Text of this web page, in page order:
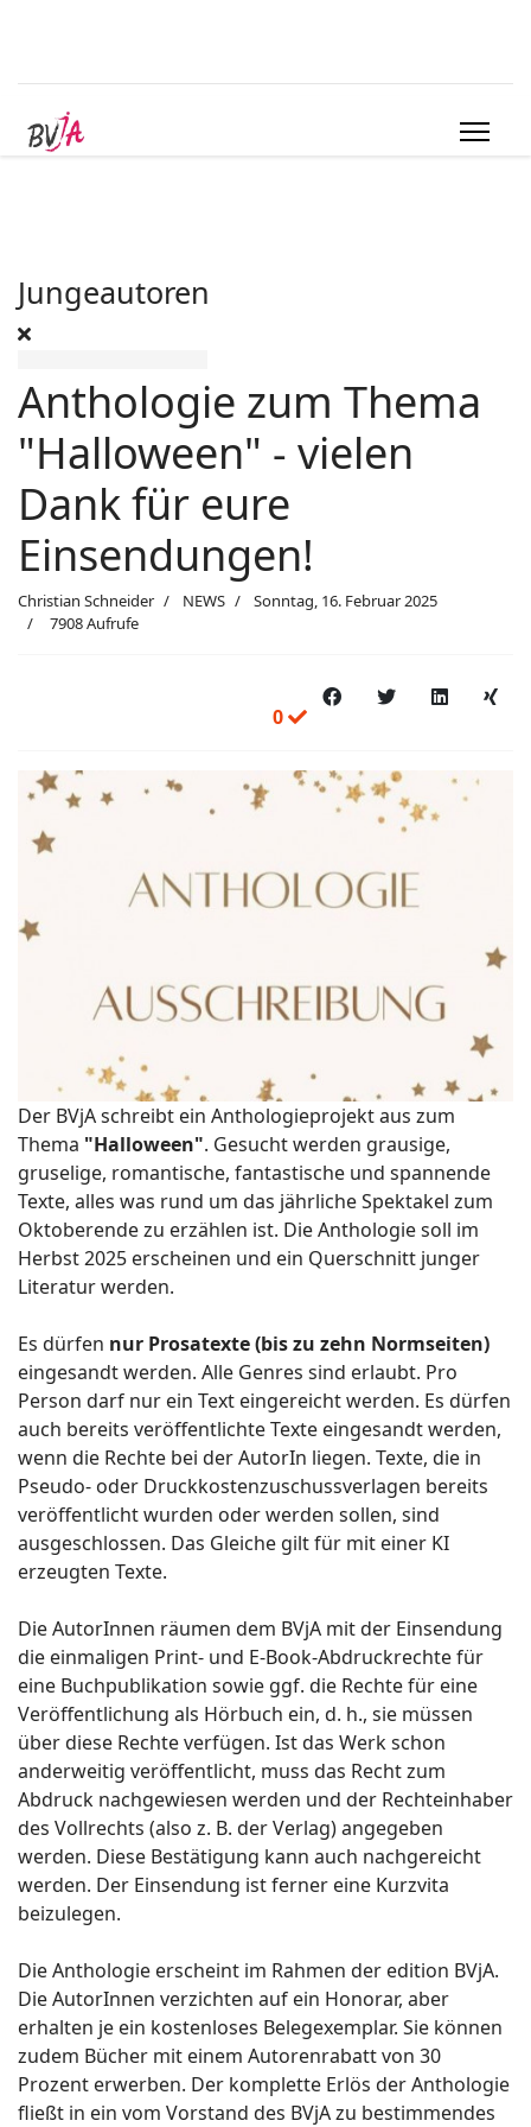
Jungeautoren
Anthologie zum Thema
"Halloween" - vielen
Dank für eure
Einsendungen!
Christian Schneider NEWS
Sonntag, 16. Februar 2025
7908 Aufrufe
0
Der BVjA schreibt ein Anthologieprojekt aus zum
Thema "Halloween". Gesucht werden grausige,
gruselige, romantische, fantastische und spannende
Texte, alles was rund um das jährliche Spektakel zum
Oktoberende zu erzählen ist. Die Anthologie soll im
Herbst 2025 erscheinen und ein Querschnitt junger
Literatur werden.
Es dürfen nur Prosatexte (bis zu zehn Normseiten)
eingesandt werden. Alle Genres sind erlaubt. Pro
Person darf nur ein Text eingereicht werden. Es dürfen
auch bereits veröffentlichte Texte eingesandt werden,
wenn die Rechte bei der AutorIn liegen. Texte, die in
Pseudo- oder Druckkostenzuschussverlagen bereits
veröffentlicht wurden oder werden sollen, sind
ausgeschlossen. Das Gleiche gilt für mit einer KI
erzeugten Texte.
Die AutorInnen räumen dem BVjA mit der Einsendung
die einmaligen Print- und E-Book-Abdruckrechte für
eine Buchpublikation sowie ggf. die Rechte für eine
Veröffentlichung als Hörbuch ein, d. h., sie müssen
über diese Rechte verfügen. Ist das Werk schon
anderweitig veröffentlicht, muss das Recht zum
Abdruck nachgewiesen werden und der Rechteinhaber
des Vollrechts (also z. B. der Verlag) angegeben
werden. Diese Bestätigung kann auch nachgereicht
werden. Der Einsendung ist ferner eine Kurzvita
beizulegen.
Die Anthologie erscheint im Rahmen der edition BVjA.
Die AutorInnen verzichten auf ein Honorar, aber
erhalten je ein kostenloses Belegexemplar. Sie können
zudem Bücher mit einem Autorenrabatt von 30
Prozent erwerben. Der komplette Erlös der Anthologie
fließt in ein vom Vorstand des BVjA zu bestimmendes